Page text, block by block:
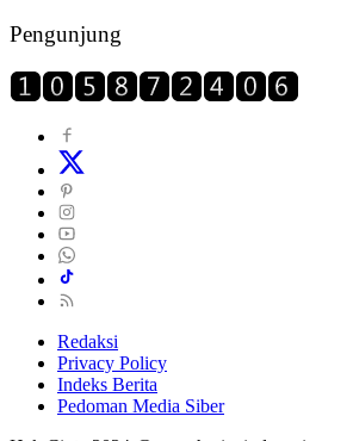
Pengunjung
Redaksi
Privacy Policy
Indeks Berita
Pedoman Media Siber